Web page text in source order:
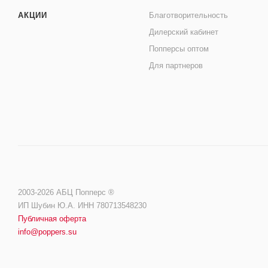
АКЦИИ
Благотворительность
Дилерский кабинет
Попперсы оптом
Для партнеров
2003-2026 АБЦ Попперс ®️️
ИП Шубин Ю.А. ИНН 780713548230
Публичная оферта
info@poppers.su